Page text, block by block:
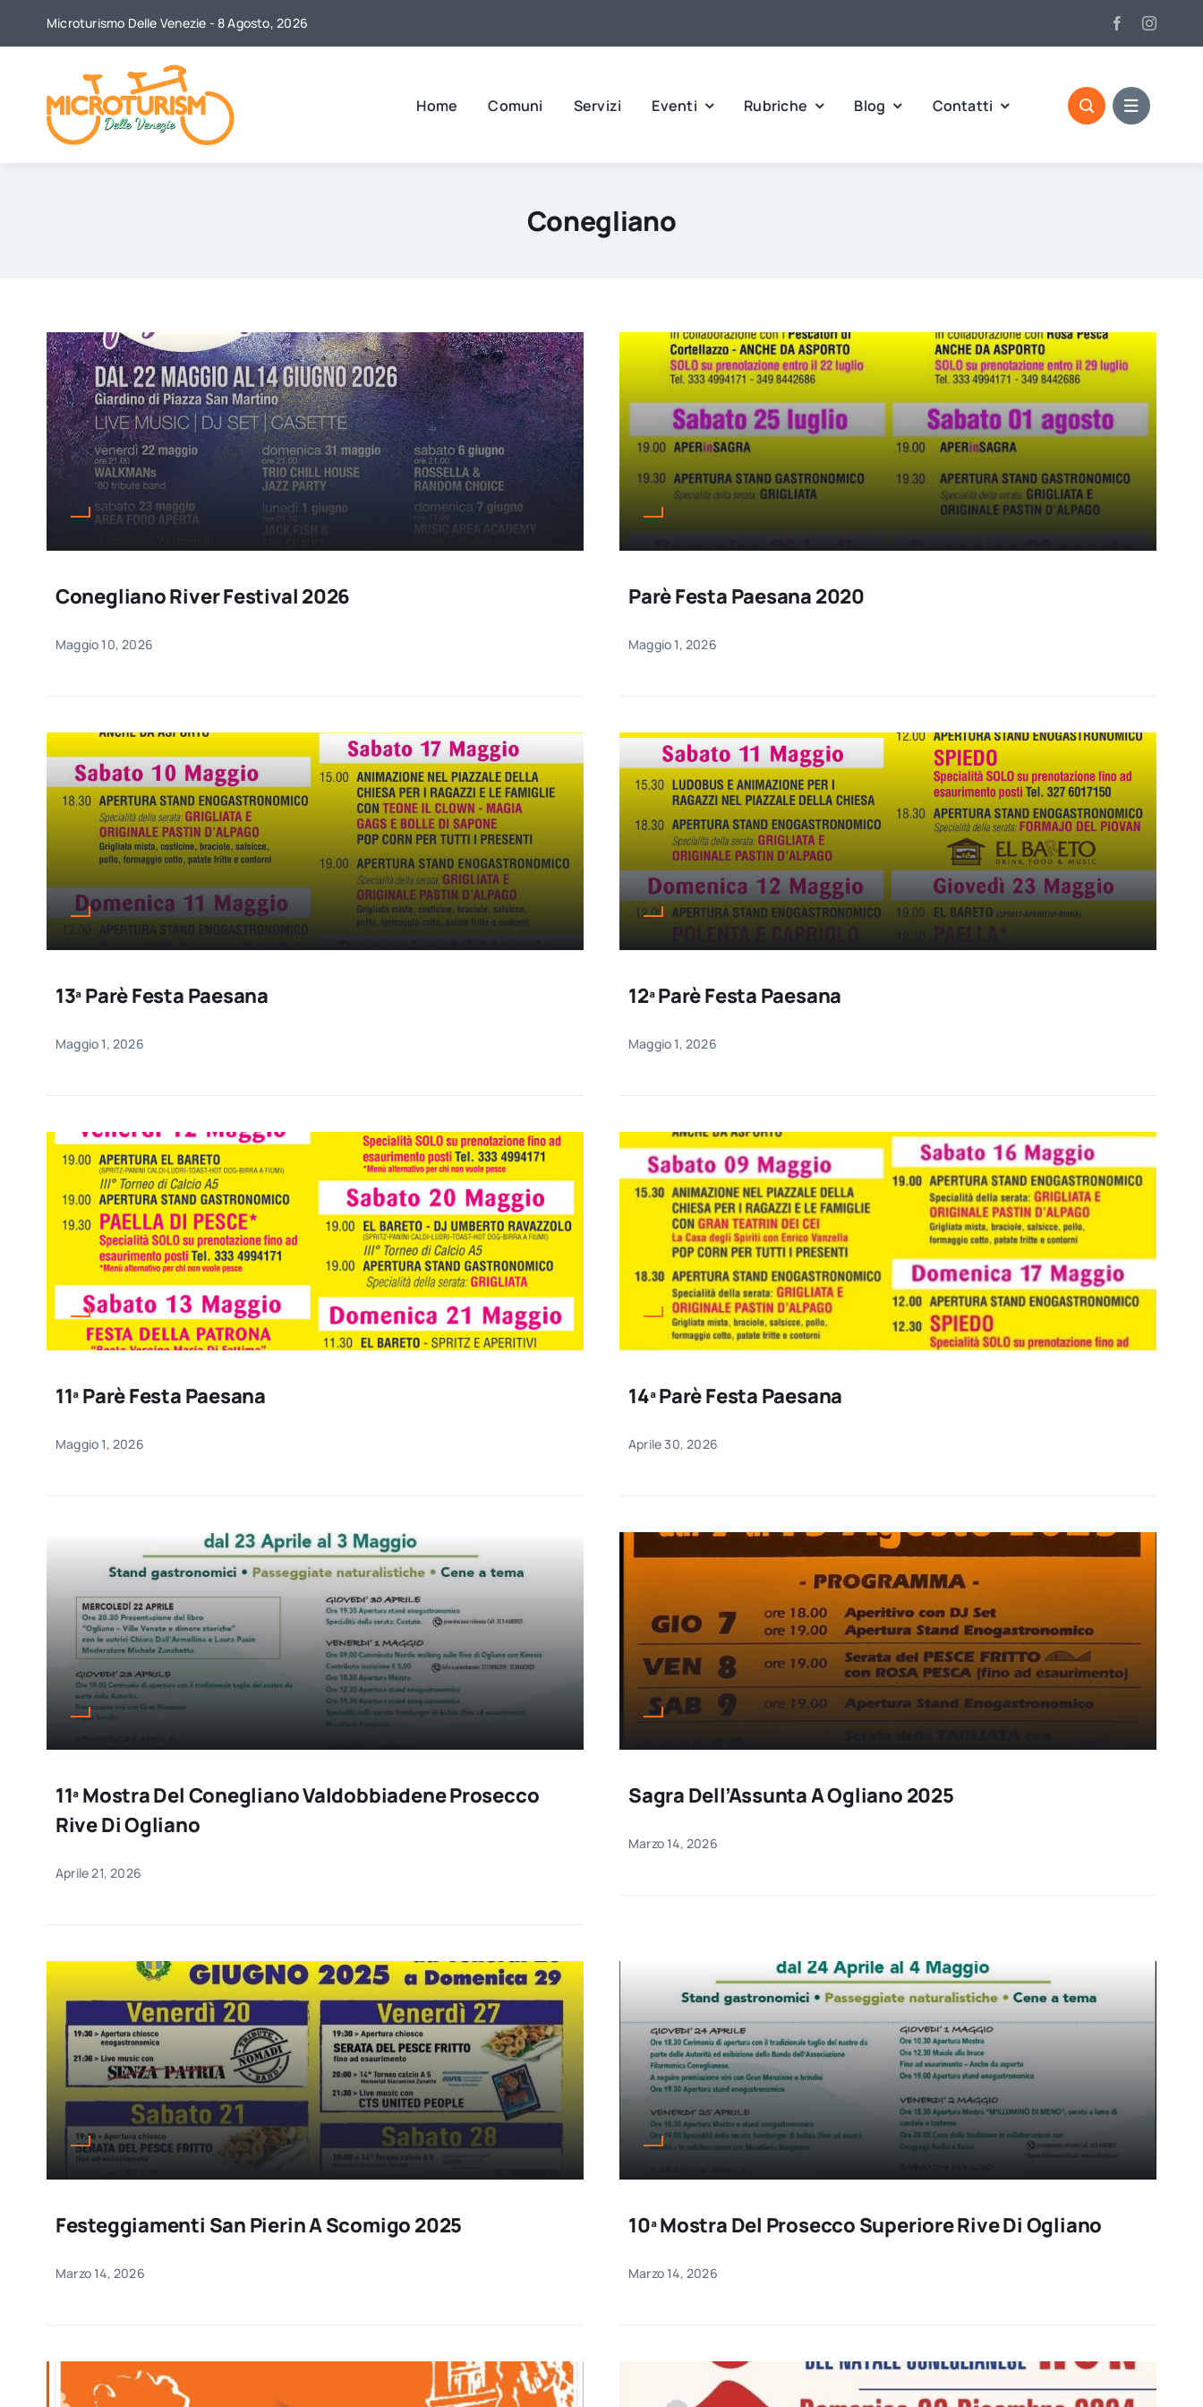
Microturismo Delle Venezie - 8 Agosto, 2026
Home Comuni Servizi Eventi Rubriche Blog Contatti
Conegliano
Conegliano River Festival 2026
Maggio 10, 2026
Parè Festa Paesana 2020
Maggio 1, 2026
13ª Parè Festa Paesana
Maggio 1, 2026
12ª Parè Festa Paesana
Maggio 1, 2026
11ª Parè Festa Paesana
Maggio 1, 2026
14ª Parè Festa Paesana
Aprile 30, 2026
11ª Mostra Del Conegliano Valdobbiadene Prosecco
Rive Di Ogliano
Aprile 21, 2026
Sagra Dell’Assunta A Ogliano 2025
Marzo 14, 2026
Festeggiamenti San Pierin A Scomigo 2025
Marzo 14, 2026
10ª Mostra Del Prosecco Superiore Rive Di Ogliano
Marzo 14, 2026